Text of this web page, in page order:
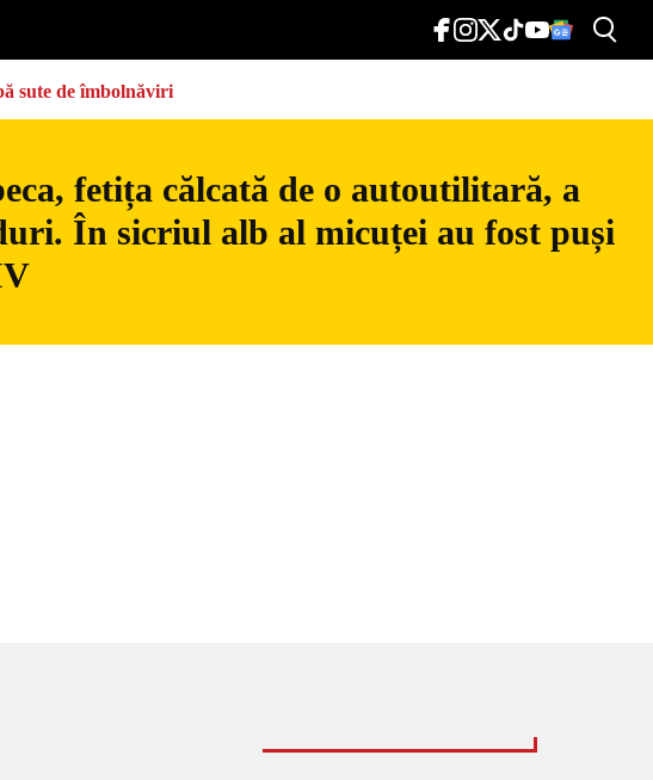
sute de îmbolnăviri
fetița călcată de o autoutilitară, a
În sicriul alb al micuței au fost puși